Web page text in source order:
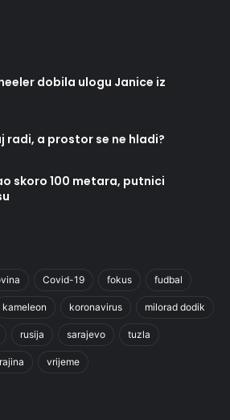
dobila ulogu Janice iz
radi, a prostor se ne hladi?
skoro 100 metara, putnici
Covid-19 fokus fudbal
kameleon koronavirus milorad dodik
rusija sarajevo tuzla
vrijeme